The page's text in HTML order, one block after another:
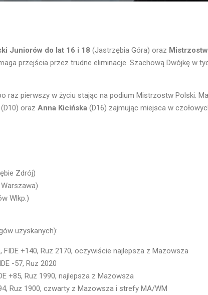
Juniorów do lat 16 i 18 (Jastrzębia Góra) oraz
przejścia przez trudne eliminacje. Szachową Dwójkę w
raz pierwszy w życiu stając na podium Mistrzostw Polski.
(D10) oraz Anna Kicińska (D16) zajmując miejsca w
Zdrój)
Warszawa)
Wlkp.)
uzyskanych):
FIDE +140, Ruz 2170, oczywiście najlepsza z Mazowsza
-57, Ruz 2020
+85, Ruz 1990, najlepsza z Mazowsza
Ruz 1900, czwarty z Mazowsza i strefy MA/WM